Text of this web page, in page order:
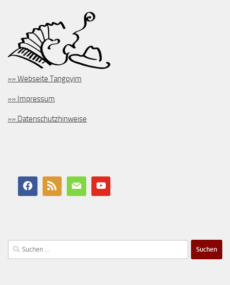
»» Webseite Tangoyim
»» Impressum
»» Datenschutzhinweise
Suchen
nach: